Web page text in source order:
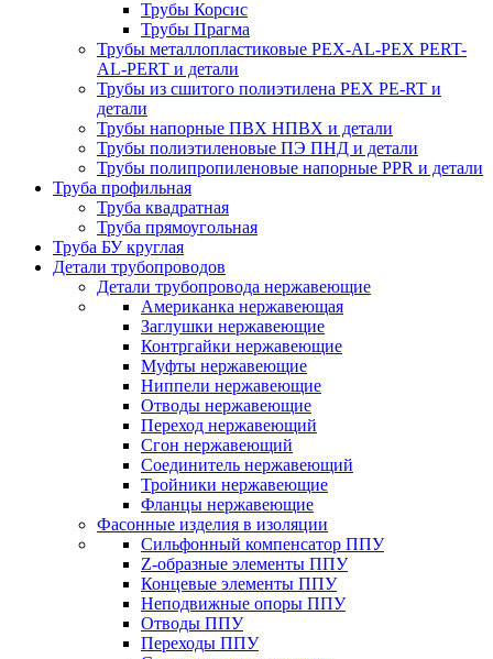
Трубы Корсис
Трубы Прагма
Трубы металлопластиковые PEX-AL-PEX PERT-
AL-PERT и детали
Трубы из сшитого полиэтилена PEX PE-RT и
детали
Трубы напорные ПВХ НПВХ и детали
Трубы полиэтиленовые ПЭ ПНД и детали
Трубы полипропиленовые напорные PPR и детали
Труба профильная
Труба квадратная
Труба прямоугольная
Труба БУ круглая
Детали трубопроводов
Детали трубопровода нержавеющие
Американка нержавеющая
Заглушки нержавеющие
Контргайки нержавеющие
Муфты нержавеющие
Ниппели нержавеющие
Отводы нержавеющие
Переход нержавеющий
Сгон нержавеющий
Соединитель нержавеющий
Тройники нержавеющие
Фланцы нержавеющие
Фасонные изделия в изоляции
Cильфонный компенсатор ППУ
Z-образные элементы ППУ
Концевые элементы ППУ
Неподвижные опоры ППУ
Отводы ППУ
Переходы ППУ